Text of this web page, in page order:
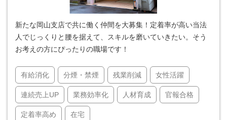
新たな岡山支店で共に働く仲間を大募集！定着率が高い当法
人でじっくりと腰を据えて、スキルを磨いていきたい。そう
お考えの方にぴったりの職場です！
有給消化 分煙・禁煙 残業削減 女性活躍
連続売上UP 業務効率化 人材育成 官報合格
定着率高め 在宅